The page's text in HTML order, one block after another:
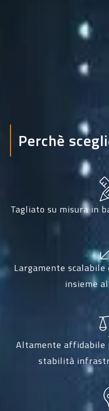
Perchè
Tagliato su misura in
Largamente
insieme
Altamente
stabilità